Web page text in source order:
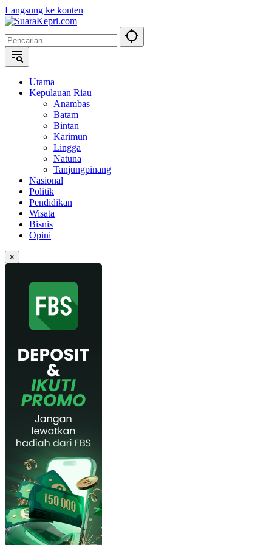
Langsung ke konten
Utama
Kepulauan Riau
Anambas
Batam
Bintan
Karimun
Lingga
Natuna
Tanjungpinang
Nasional
Politik
Pendidikan
Wisata
Bisnis
Opini
×